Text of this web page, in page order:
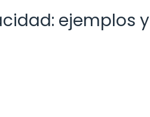
ejemplos y